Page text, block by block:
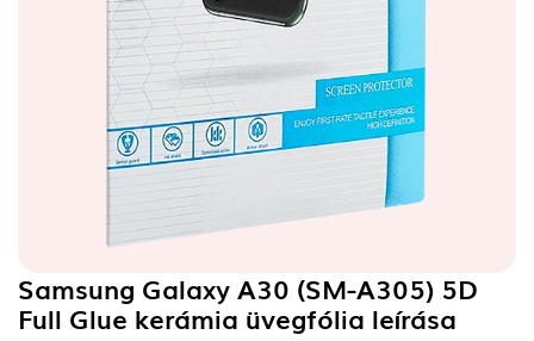
Samsung Galaxy A30 (SM-A305) 5D
Full Glue kerámia üvegfólia leírása